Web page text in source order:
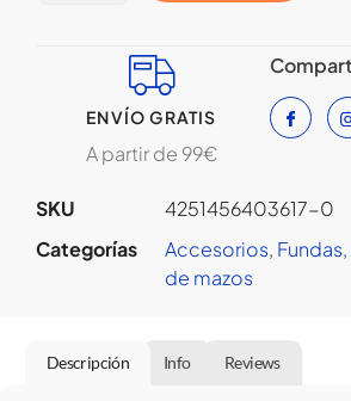
ENVÍO GRATIS
A partir de 99€
SKU
4251456403617-0
Categorías
Accesorios,
de mazos
Descripción Info Reviews